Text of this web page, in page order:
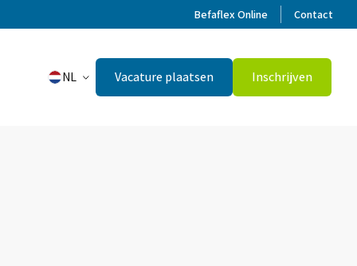
Befaflex Online Contact
NL Vacature plaatsen Inschrijven